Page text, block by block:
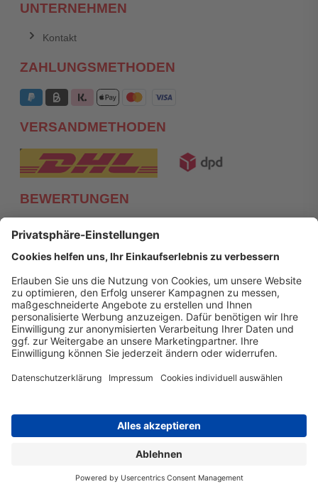
UNTERNEHMEN
Kontakt
ZAHLUNGSMETHODEN
VERSANDMETHODEN
BEWERTUNGEN
ThemenweltenNeuheitenSALENewsletter
* Alle Preise inkl. gesetzl. Mehrwertsteuer zzgl. Versandkosten
und ggf. Nachnahmegebühren, wenn nicht anders
Copyright © 2026
Vertrag widerrufen
Druckerzubehoer.de – preiswerte Qualität für Ihr Office
Sie sind auf der Suche nach dem passenden Druckerzubehör
Smartphone? Dann sind Sie bei Druckerzubehoer.de genau